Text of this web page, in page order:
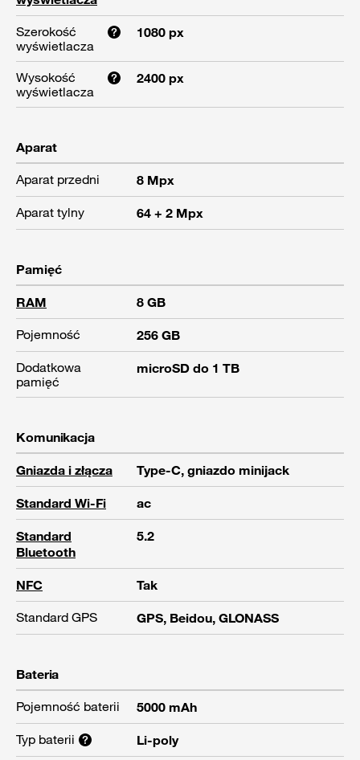
Szerokość
wyświetlacza
1080 px
Wysokość
wyświetlacza
2400 px
Aparat
Aparat przedni
8 Mpx
Aparat tylny
64 + 2 Mpx
Pamięć
RAM
8 GB
Pojemność
256 GB
Dodatkowa
pamięć
microSD do 1 TB
Komunikacja
Gniazda i złącza Type-C, gniazdo minijack
Standard Wi-Fi ac
Standard
Bluetooth
5.2
NFC
Tak
Standard GPS
GPS, Beidou, GLONASS
Bateria
Pojemność baterii
5000 mAh
Typ baterii
Li-poly